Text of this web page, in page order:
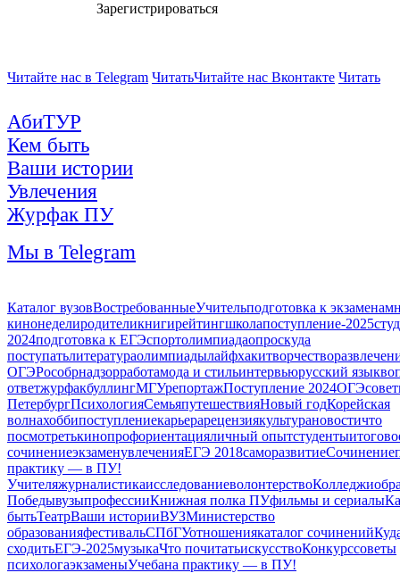
Зарегистрироваться
Читайте нас в Telegram ЧитатьЧитайте нас Вконтакте Читать
АбиТУР
Кем быть
Ваши истории
Увлечения
Журфак ПУ
Мы в Telegram
Каталог вузовВостребованныеУчительподготовка к экзаменам
кинонеделиродителикнигирейтингшколапоступление-2025
2024подготовка к ЕГЭспортолимпиадаопроскуда
поступатьлитератураолимпиадылайфхакитворчество
ОГЭРособрнадзорработамода и стильинтервьюрусский язык
ответжурфакбуллингМГУрепортажПоступление 2024ОГЭ
ПетербургПсихологияСемьяпутешествияНовый годКорейская
волнахоббипоступлениекарьерарецензиякультурановостичто
посмотретькинопрофориентацияличный опытстуденты
сочинениеэкзаменувлеченияЕГЭ 2018саморазвитиеСочинение
практику — в ПУ!
УчителяжурналистикаисследованиеволонтерствоКолледжи
ПобедывузыпрофессииКнижная полка ПУфильмы и сериалы
бытьТеатрВаши историиВУЗМинистерство
образованияфестивальСПбГУотношениякаталог сочинений
сходитьЕГЭ-2025музыкаЧто почитатьискусствоКонкурссоветы
психологаэкзаменыУчебана практику — в ПУ!